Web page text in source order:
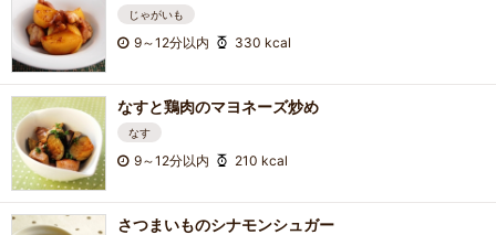
じゃがいも
9～12分以内 330 kcal
なすと鶏肉のマヨネーズ炒め
なす
9～12分以内 210 kcal
さつまいものシナモンシュガー